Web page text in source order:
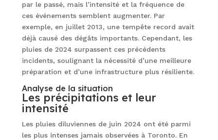
par le passé, mais l’intensité et la fréquence de
ces événements semblent augmenter. Par
exemple, en juillet 2013, une tempête record avait
déjà causé des dégâts importants. Cependant, les
pluies de 2024 surpassent ces précédents
incidents, soulignant la nécessité d’une meilleure
préparation et d’une infrastructure plus résiliente.
Analyse de la situation
Les précipitations et leur
intensité
Les pluies diluviennes de juin 2024 ont été parmi
les plus intenses jamais observées à Toronto. En